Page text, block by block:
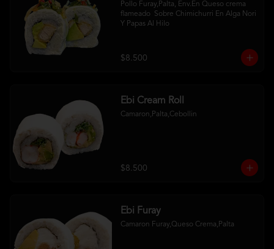
Pollo Furay,Palta, Env.En Queso crema
flameado  Sobre Chimichurri En Alga Nori
Y Papas Al Hilo
$8.500
Ebi Cream Roll
Camaron,Palta,Cebollin
$8.500
Ebi Furay
Camaron Furay,Queso Crema,Palta